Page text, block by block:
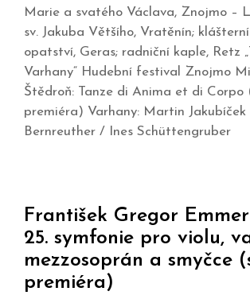
Marie a svatého Václava, Znojmo –
sv. Jakuba Většího, Vratěnín; klášterní
opatství, Geras; radniční kaple, Retz
Varhany“ Hudební festival Znojmo
Štědroň: Tanze di Anima et di Corpo
premiéra) Varhany: Martin
Bernreuther / Ines Schüttengruber
František Gregor
25. symfonie pro violu,
mezzosoprán a smyčce
premiéra)